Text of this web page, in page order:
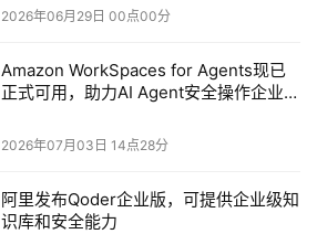
2026年06月29日 00点00分
Amazon WorkSpaces for Agents现已
正式可用，助力AI Agent安全操作企业桌
2026年07月03日 14点28分
阿里发布Qoder企业版，可提供企业级知
识库和安全能力